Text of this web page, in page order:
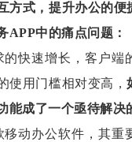
方式，提升办公的便
APP中的痛点问题：
的快速增长，客户端
使用门槛相对变高，
能成了一个亟待解决
移动办公软件，其重